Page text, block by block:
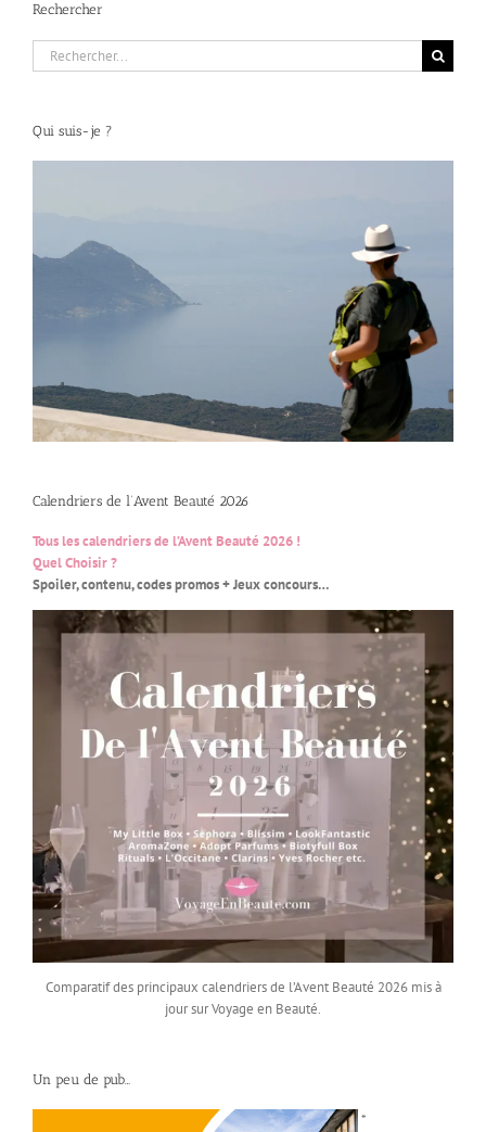
Rechercher
Rechercher:
Qui suis-je ?
Calendriers de l’Avent Beauté 2026
Tous les calendriers de l’Avent Beauté 2026 !
Quel Choisir ?
Spoiler, contenu, codes promos + Jeux concours…
Comparatif des principaux calendriers de l’Avent Beauté 2026 mis à
jour sur Voyage en Beauté.
Un peu de pub…
*